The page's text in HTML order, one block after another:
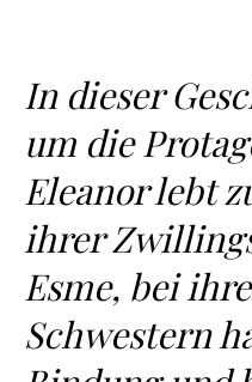
In dieser
um die
Eleanor lebt
ihrer
Esme, bei
Schwestern